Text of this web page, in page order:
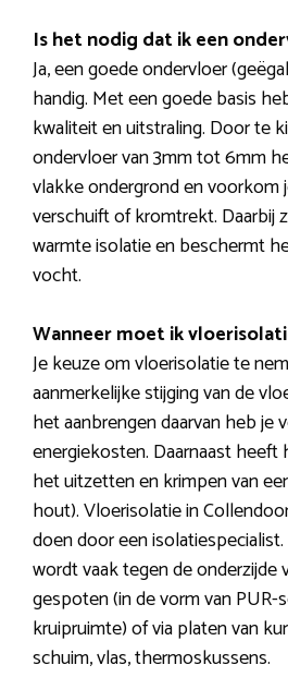
Is het nodig dat ik een
Ja, een goede ondervloer
handig. Met een goede basis
kwaliteit en uitstraling. Door te
ondervloer van 3mm tot 6mm
vlakke ondergrond en voorkom
verschuift of kromtrekt. Daarbij
warmte isolatie en beschermt
vocht.
Wanneer moet ik
Je keuze om vloerisolatie te
aanmerkelijke stijging van de
het aanbrengen daarvan heb je
energiekosten. Daarnaast heeft
het uitzetten en krimpen van
hout). Vloerisolatie in
doen door een
wordt vaak tegen de onderzijde
gespoten (in de vorm van PUR-
kruipruimte) of via platen van
schuim, vlas, thermoskussens.